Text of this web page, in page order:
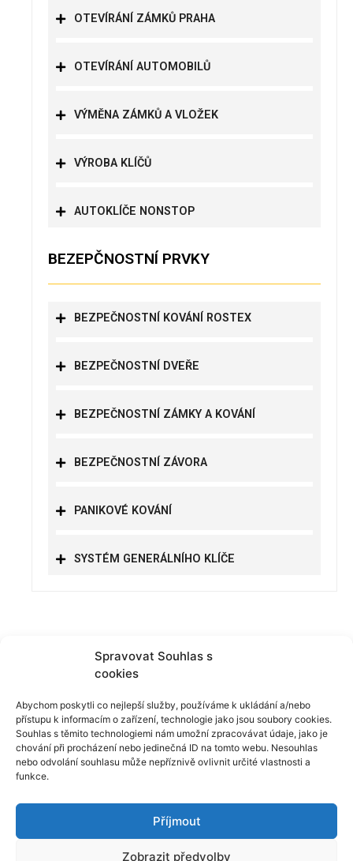
Spravovat Souhlas s
cookies
Abychom poskytli co nejlepší služby, používáme k ukládání a/nebo
přístupu k informacím o zařízení, technologie jako jsou soubory cookies.
Souhlas s těmito technologiemi nám umožní zpracovávat údaje, jako je
chování při procházení nebo jedinečná ID na tomto webu. Nesouhlas
nebo odvolání souhlasu může nepříznivě ovlivnit určité vlastnosti a
funkce.
Příjmout
Zobrazit předvolby
OTEVÍRÁNÍ ZÁMKŮ PRAHA
OTEVÍRÁNÍ AUTOMOBILŮ
VÝMĚNA ZÁMKŮ A VLOŽEK
VÝROBA KLÍČŮ
AUTOKLÍČE NONSTOP
BEZEPČNOSTNÍ PRVKY
BEZPEČNOSTNÍ KOVÁNÍ ROSTEX
BEZPEČNOSTNÍ DVEŘE
BEZPEČNOSTNÍ ZÁMKY A KOVÁNÍ
BEZPEČNOSTNÍ ZÁVORA
PANIKOVÉ KOVÁNÍ
SYSTÉM GENERÁLNÍHO KLÍČE
Nebušická 893
Praha 6, Nebušice
info@technickyservis.cz